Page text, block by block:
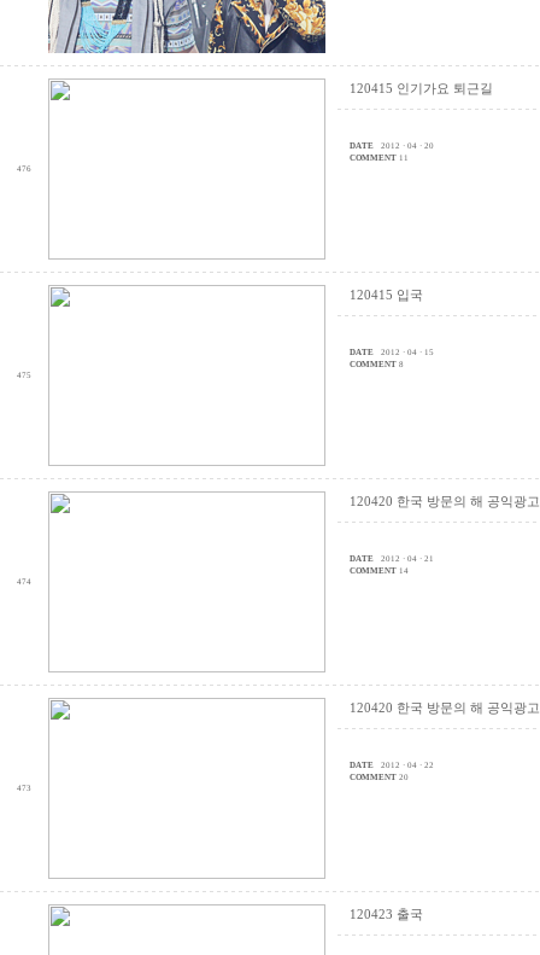
476
120415 인기가요 퇴근길
DATE
2012 · 04 · 20
COMMENT
475
120415 입국
DATE
2012 · 04 · 15
COMMENT 8
474
120420 한국 방문의 해 공익광
DATE
2012 · 04 · 21
COMMENT 14
473
120420 한국 방문의 해 공익광
DATE
2012 · 04 · 22
COMMENT 20
120423 출국